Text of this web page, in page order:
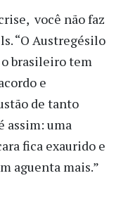
você não faz
“O Austregésilo
brasileiro tem
e
de tanto
assim: uma
fica exaurido e
aguenta mais.”